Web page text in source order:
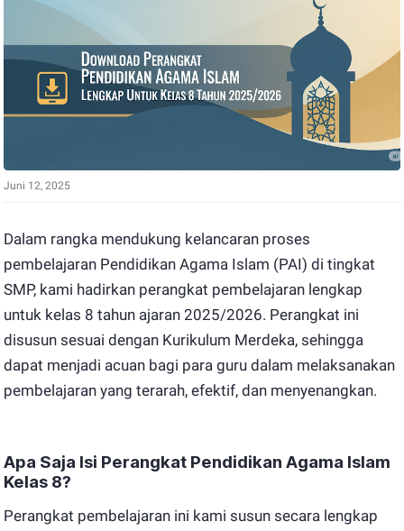
Juni 12, 2025
Dalam rangka mendukung kelancaran proses
pembelajaran Pendidikan Agama Islam (PAI) di tingkat
SMP, kami hadirkan perangkat pembelajaran lengkap
untuk kelas 8 tahun ajaran 2025/2026. Perangkat ini
disusun sesuai dengan Kurikulum Merdeka, sehingga
dapat menjadi acuan bagi para guru dalam melaksanakan
pembelajaran yang terarah, efektif, dan menyenangkan.
Apa Saja Isi Perangkat Pendidikan Agama Islam
Kelas 8?
Perangkat pembelajaran ini kami susun secara lengkap